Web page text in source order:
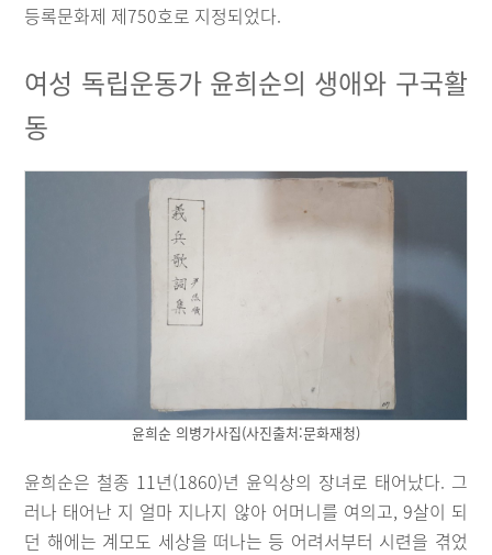
등록문화제 제750호로 지정되었다.
여성 독립운동가 윤희순의 생애와 구국활
동
윤희순 의병가사집(사진출처:문화재청)
윤희순은 철종 11년(1860)년 윤익상의 장녀로 태어났다. 그
러나 태어난 지 얼마 지나지 않아 어머니를 여의고, 9살이 되
던 해에는 계모도 세상을 떠나는 등 어려서부터 시련을 겪었